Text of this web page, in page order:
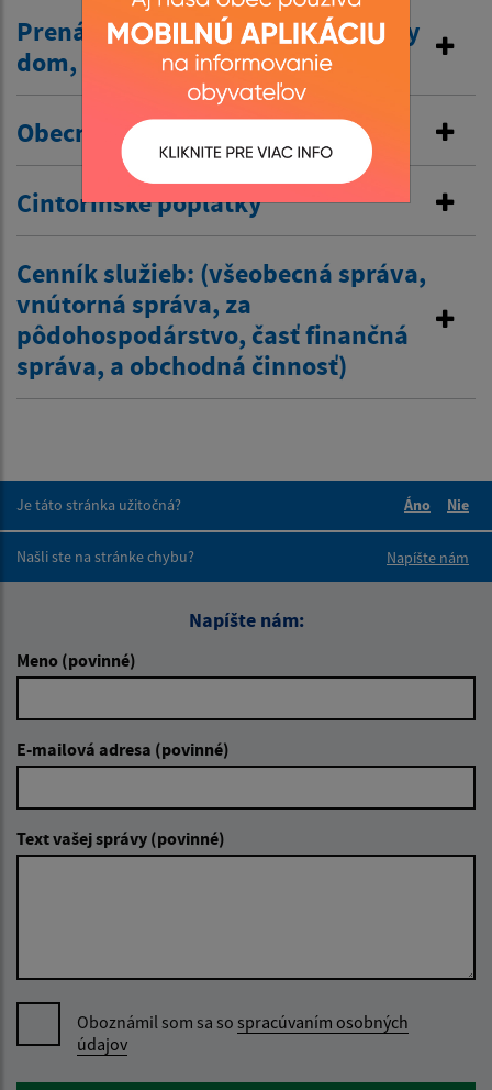
Prenájom nehnuteľností /kultúrny
dom, …/
Obecné nájomné byty
Cintorínske poplatky
Cenník služieb: (všeobecná správa,
vnútorná správa, za
pôdohospodárstvo, časť finančná
správa, a obchodná činnosť)
Je táto stránka užitočná?
Áno
Nie
Našli ste na stránke chybu?
Napíšte nám
Napíšte nám:
Meno (povinné)
E-mailová adresa (povinné)
Text vašej správy (povinné)
Oboznámil som sa so spracúvaním osobných
údajov